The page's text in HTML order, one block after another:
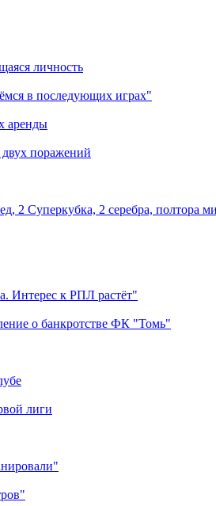
личность
в последующих играх"
аренды
поражений
Суперкубка, 2 серебра, полтора
Интерес к РПЛ растёт"
о банкротстве ФК "Томь"
лиги